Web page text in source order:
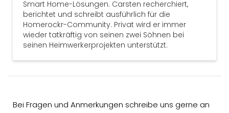
Smart Home-Lösungen. Carsten recherchiert,
berichtet und schreibt ausführlich für die
Homerockr-Community. Privat wird er immer
wieder tatkräftig von seinen zwei Söhnen bei
seinen Heimwerkerprojekten unterstützt.
Bei Fragen und Anmerkungen schreibe uns gerne an